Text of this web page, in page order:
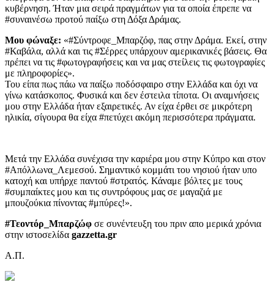
κυβέρνηση. Ήταν μια σειρά πραγμάτων για τα οποία έπρεπε να
#συναινέσω προτού παίξω στη Δόξα Δράμας.
Μου φώναξε: «#Σύντροφε_Μπαρζόφ, πας στην Δράμα. Εκεί, στην
#Καβάλα, αλλά και τις #Σέρρες υπάρχουν αμερικανικές βάσεις. Θα
πρέπει να τις #φωτογραφήσεις και να μας στείλεις τις φωτογραφίες
με πληροφορίες».
Του είπα πως πάω να παίξω ποδόσφαιρο στην Ελλάδα και όχι να
γίνω κατάσκοπος. Φυσικά και δεν έστειλα τίποτα. Οι αναμνήσεις
μου στην Ελλάδα ήταν εξαιρετικές. Αν είχα έρθει σε μικρότερη
ηλικία, σίγουρα θα είχα #πετύχει ακόμη περισσότερα πράγματα.
Μετά την Ελλάδα συνέχισα την καριέρα μου στην Κύπρο και στον
#Απόλλωνα_Λεμεσού. Σημαντικό κομμάτι του νησιού ήταν υπο
κατοχή και υπήρχε παντού #στρατός. Κάναμε βόλτες με τους
#συμπαίκτες μου και τις συντρόφους μας σε μαγαζιά με
μπουζούκια πίνοντας #μπύρες!».
#Τεοντόρ_Μπαρζώφ σε συνέντευξη του πριν απο μερικά χρόνια
στην ιστοσελίδα gazzetta.gr
Α.Π.